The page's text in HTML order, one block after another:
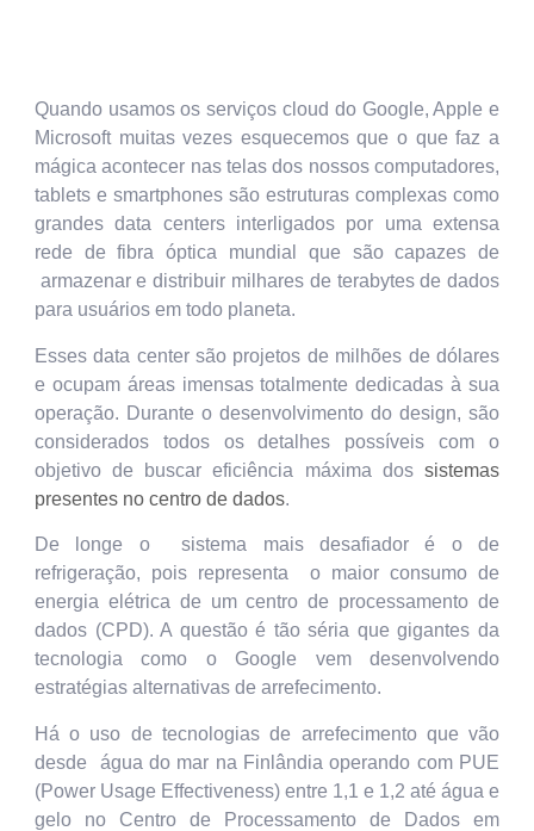
Quando usamos os serviços cloud do Google, Apple e
Microsoft muitas vezes esquecemos que o que faz a
mágica acontecer nas telas dos nossos computadores,
tablets e smartphones são estruturas complexas como
grandes data centers interligados por uma extensa
rede de fibra óptica mundial que são capazes de
armazenar e distribuir milhares de terabytes de dados
para usuários em todo planeta.
Esses data center são projetos de milhões de dólares
e ocupam áreas imensas totalmente dedicadas à sua
operação. Durante o desenvolvimento do design, são
considerados todos os detalhes possíveis com o
objetivo de buscar eficiência máxima dossistemas
presentes no centro de dados.
De longe o sistema mais desafiador é o de
refrigeração, pois representa o maior consumo de
energia elétrica de um centro de processamento de
dados (CPD). A questão é tão séria que gigantes da
tecnologia como o Google vem desenvolvendo
estratégias alternativas de arrefecimento.
Há o uso de tecnologias de arrefecimento que vão
desde água do mar na Finlândia operando com PUE
(Power Usage Effectiveness) entre 1,1 e 1,2 até água e
gelo no Centro de Processamento de Dados em